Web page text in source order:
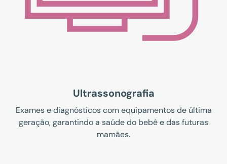
Ultrassonografia
Exames e diagnósticos com equipamentos de última
geração, garantindo a saúde do bebê e das futuras
mamães.